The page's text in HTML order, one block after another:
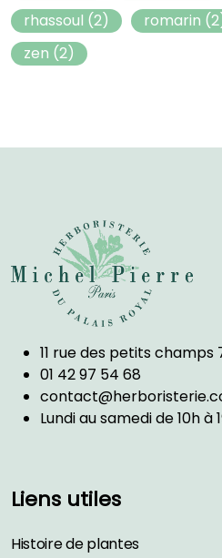
rhassoul (2) romarin
zen (2)
11 rue des petits champs
01 42 97 54 68
Lundi au samedi de 10h à
Liens utiles
Histoire de plantes